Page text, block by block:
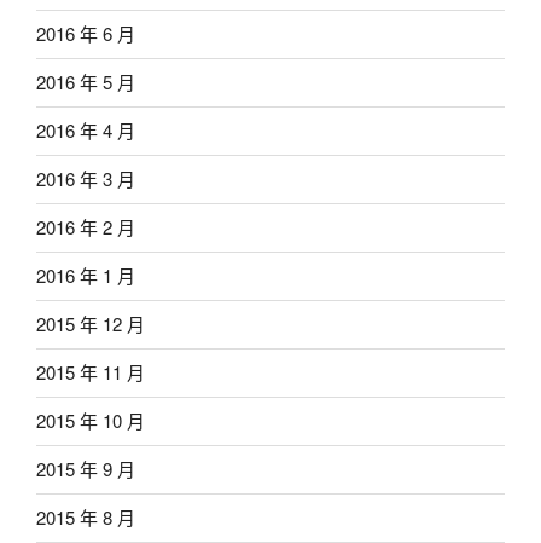
2016 年 6 月
2016 年 5 月
2016 年 4 月
2016 年 3 月
2016 年 2 月
2016 年 1 月
2015 年 12 月
2015 年 11 月
2015 年 10 月
2015 年 9 月
2015 年 8 月